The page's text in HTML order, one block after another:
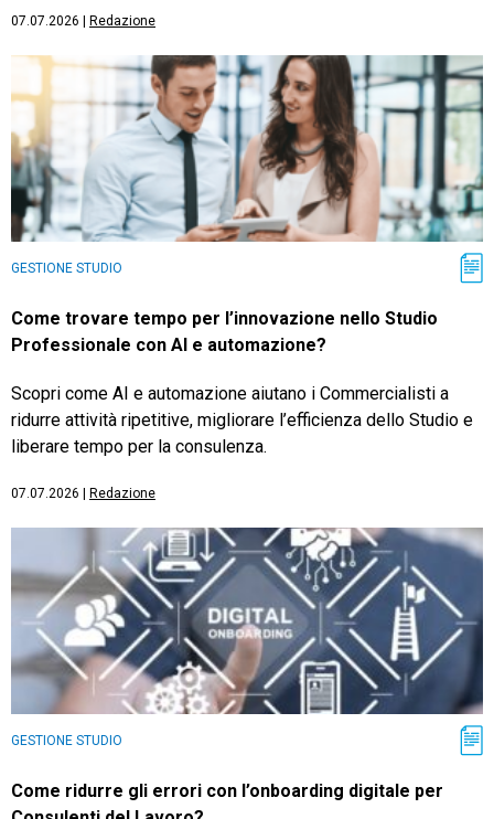
07.07.2026 Redazione
GESTIONE STUDIO
Come trovare tempo per l’innovazione nello Studio
Professionale con AI e automazione?
Scopri come AI e automazione aiutano i Commercialisti a
ridurre attività ripetitive, migliorare l’efficienza dello Studio e
liberare tempo per la consulenza.
07.07.2026 Redazione
GESTIONE STUDIO
Come ridurre gli errori con l’onboarding digitale per